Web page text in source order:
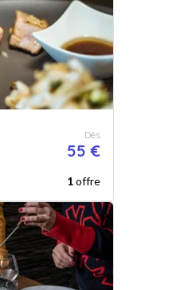
Dès
55 €
1offre